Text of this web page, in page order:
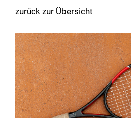
zurück zur Übersicht